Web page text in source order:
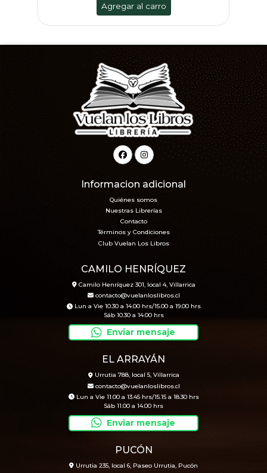
Agregar al carro
Informacion adicional
Quiénes somos
Nuestras Librerías
Contacto
Términos y Condiciones
Club Vuelan Los Libros
CAMILO HENRÍQUEZ
Camilo Henríquez 301, local 4, Villarrica
contacto@vuelanloslibros.cl
Lun a Vie 10.30 a 14.00 hrs/15.00 a 19.00 hrs
Sáb 10.30 a 14.00 hrs
Enviar mensaje
EL ARRAYÁN
Urrutia 788, local 5, Villarrica
contacto@vuelanloslibros.cl
Lun a Vie 11.00 a 13.45 hrs/15.15 a 18.30 hrs
Sáb 11.00 a 14.00 hrs
Enviar mensaje
PUCÓN
Urrutia 235, local 6, Paseo Urrutia, Pucón